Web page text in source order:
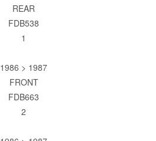
REAR
FDB538
1
1986 > 1987
FRONT
FDB663
2